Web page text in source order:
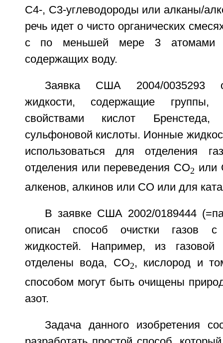
С4-, С3-углеводороды или алканы/
речь идет о чисто органических
с по меньшей мере 3
содержащих воду.
Заявка США 2004/0035293
жидкости, содержащие группы,
свойствами кислот Бренстеда,
сульфоновой кислоты. Ионные
использоваться для отделения
отделения или переведения CO2 или
алкенов, алкинов или CO или для
В заявке США 2002/0189444
описан способ очистки газов
жидкостей. Например, из
отделены вода, CO2, кислород и
способом могут быть очищены
азот.
Задача данного изобретения